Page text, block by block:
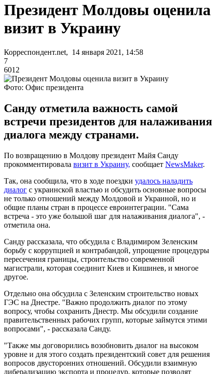
Президент Молдовы оценила
визит в Украину
Корреспондент.net, 14 января 2021, 14:58
7
6012
Фото: Офис президента
Санду отметила важность самой
встречи президентов для налаживания
диалога между странами.
По возвращению в Молдову президент Майя Санду
прокомментировала визит в Украину, сообщает NewsMaker.
Так, она сообщила, что в ходе поездки удалось наладить
диалог с украинской властью и обсудить основные вопросы
не только отношений между Молдовой и Украиной, но и
общие планы стран в процессе евроинтеграции. "Сама
встреча - это уже большой шаг для налаживания диалога", -
отметила она.
Санду рассказала, что обсудила с Владимиром Зеленским
борьбу с коррупцией и контрабандой, упрощение процедуры
пересечения границы, строительство современной
магистрали, которая соединит Киев и Кишинев, и многое
другое.
Отдельно она обсудила с Зеленским строительство новых
ГЭС на Днестре. "Важно продолжить диалог по этому
вопросу, чтобы сохранить Днестр. Мы обсудили создание
правительственных рабочих групп, которые займутся этими
вопросами", - рассказала Санду.
"Также мы договорились возобновить диалог на высоком
уровне и для этого создать президентский совет для решения
вопросов двусторонних отношений. Обсудили взаимную
либерализацию экспорта и процедур, которые позволят